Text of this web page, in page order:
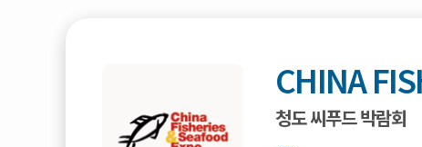
CHINA
청도 씨푸드 박람회